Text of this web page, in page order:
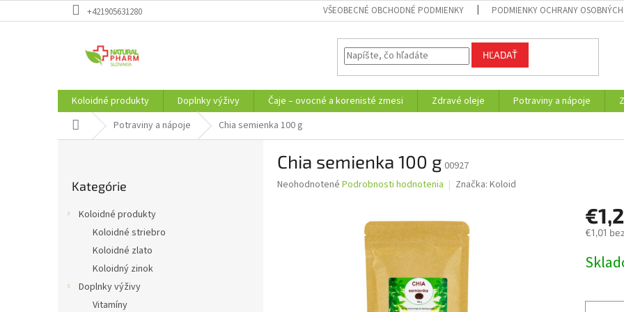
na
+421905631280 VŠEOBECNÉ OBCHODNÉ PODMIENKY PODMIENKY OCHRANY OSOBNÝCH
HĽADAŤ
Koloidné produkty Doplnky výživy Čaje – ovocné a korenisté zmesi Zdravé oleje Potraviny a nápoje
DomovPotraviny a nápoje Chia semienka 100 g
kategórie
Kategórie
Koloidné produkty
Koloidné striebro
Koloidné zlato
Koloidný zinok
Doplnky výživy
Vitamíny
Chia semienka 100 g 00927
Priemerné
Neohodnotené Podrobnosti hodnotenia Značka: Koloid
€1,01
cena: